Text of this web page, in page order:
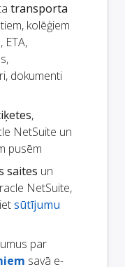
transporta
kolēģiem
ETA,
dokumenti
,
NetSuite un
pusēm
saites un
NetSuite,
sūtījumu
par
savā e-